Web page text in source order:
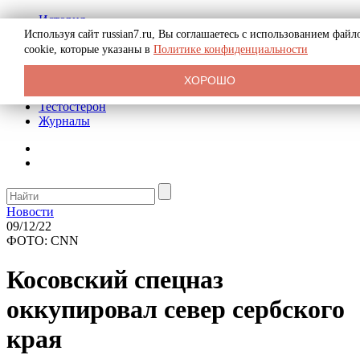
История
Биография
Криминал
Реклама на сайте
Тестостерон
Журналы
Новости
09/12/22
ФОТО: CNN
Косовский спецназ
оккупировал север сербского
края
Используя сайт russian7.ru, Вы соглашаетесь с использованием
cookie, которые указаны в Политике конфиденциальности
ХОРОШО